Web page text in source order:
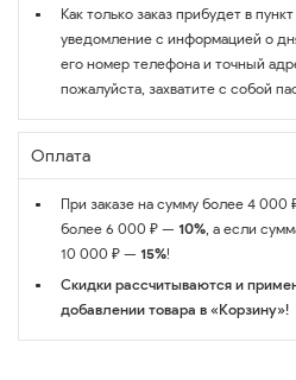
Как только заказ прибудет в
уведомление с информацией о
его номер телефона и точный
пожалуйста, захватите с собой
Оплата
При заказе на сумму более 4 000
более 6 000 ₽ — 10%, а если
10 000 ₽ — 15%!
Скидки рассчитываются и
добавлении товара в «Корзину»!